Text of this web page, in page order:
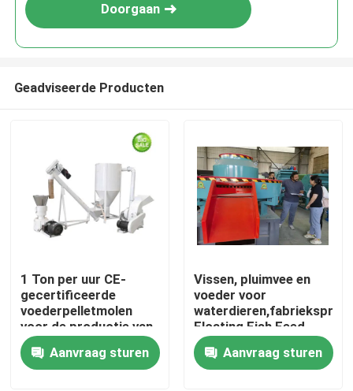
Thuis
Producten
Doorgaan
Geadviseerde Producten
1 Ton per uur CE-
gecertificeerde
voederpelletmolen
voor de productie van
pluimvee- en veevoer
Aanvraag sturen
Vissen, pluimvee en
voeder voor
waterdieren,fabrieksprijs
Floating Fish Feed
Pellet
Machine,vee,honden
Betaling en
Aanvraag sturen